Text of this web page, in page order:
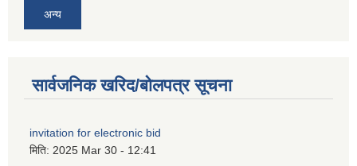
अन्य
सार्वजनिक खरिद/बोलपत्र सूचना
invitation for electronic bid
मिति: 2025 Mar 30 - 12:41